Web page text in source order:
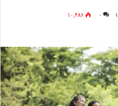
۰ ۱۰,۴۸۶